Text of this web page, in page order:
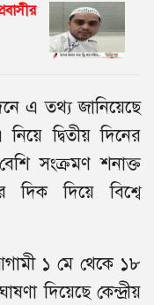
এ তথ্য জানিয়েছে
দ্বিতীয় দিনের
সংক্রমণ শনাক্ত
দিক দিয়ে বিশ্বে
১ মে থেকে ১৮
দিয়েছে কেন্দ্রীয়